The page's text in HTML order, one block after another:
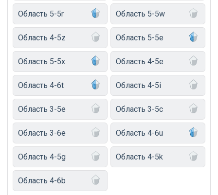
Область 5-5r Область 5-5w
Область 4-5z Область 5-5e
Область 5-5x Область 4-5e
Область 4-6t Область 4-5i
Область 3-5e Область 3-5c
Область 3-6e Область 4-6u
Область 4-5g Область 4-5k
Область 4-6b